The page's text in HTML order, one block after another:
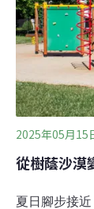
出，研究人
環境問題。
的有機物質
壓碎，混合
2025年05月15
從樹蔭沙漠
夏日腳步接